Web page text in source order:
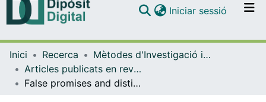
Navega per tot el DD
Com publicar
Iniciar sessió (current)
Inici Recerca
Mètodes d'Investigació i Diagnòstic en Educació
Articles publicats en revistes (Mètodes d'Investigació i Diagnòstic en Educació)
False promises and distinct minority mobility paths: Trajectories and costs of the education-driven social mobility of racialised ethnic groups